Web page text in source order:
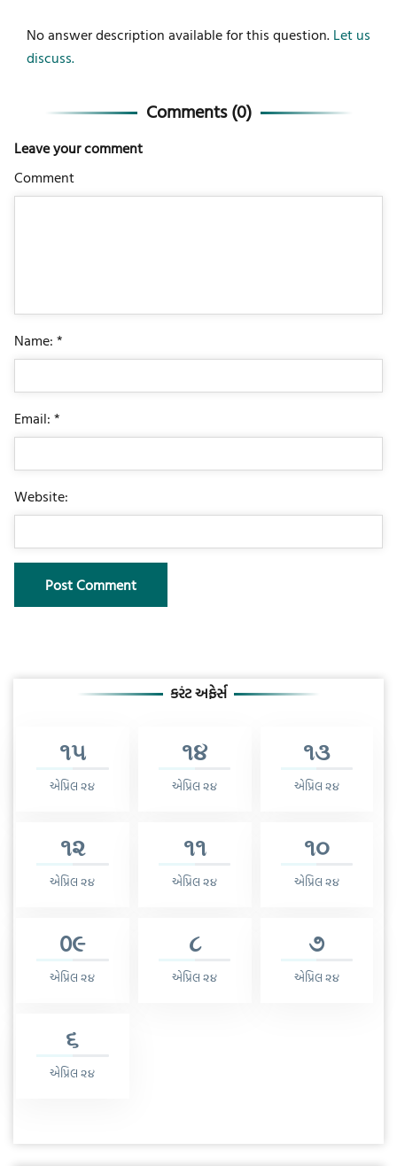
No answer description available for this question. Let us
discuss.
Comments (0)
Leave your comment
Comment
Name: *
Email: *
Website:
કરંટ અફેર્સ
૧૫
એપ્રિલ ૨૪
૧૪
એપ્રિલ ૨૪
૧૩
એપ્રિલ ૨૪
૧૨
એપ્રિલ ૨૪
૧૧
એપ્રિલ ૨૪
૧૦
એપ્રિલ ૨૪
0૯
એપ્રિલ ૨૪
૮
એપ્રિલ ૨૪
૭
એપ્રિલ ૨૪
૬
એપ્રિલ ૨૪